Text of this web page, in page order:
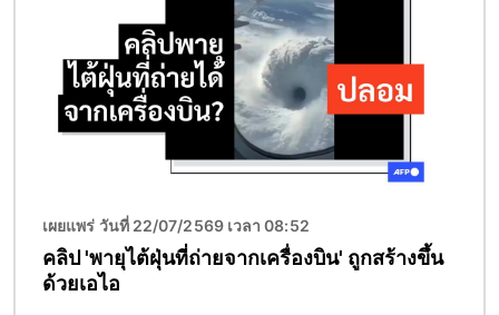
เผยแพร่ วันที่ 22/07/2569 เวลา 08:52
คลิป 'พายุไต้ฝุ่นที่ถ่ายจากเครื่องบิน' ถูกสร้างขึ้น
ด้วยเอไอ